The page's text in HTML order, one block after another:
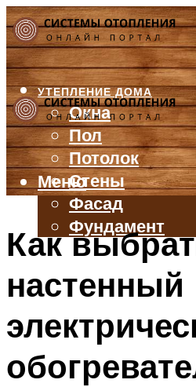
УТЕПЛЕНИЕ ДОМА
Окна
Пол
Потолок
Стены
Фасад
Фундамент
БАЛКОН И ЛОДЖИЯ
ВЕНТИЛЯЦИЯ
ТРУБЫ
Меню
Меню
Как
настенный